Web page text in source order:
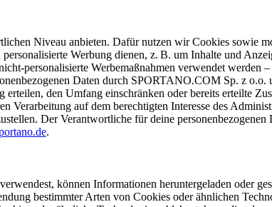
Niveau anbieten. Dafür nutzen wir Cookies sowie
Werbung dienen, z. B. um Inhalte und
personalisierte Werbemaßnahmen verwendet
Daten durch SPORTANO.COM Sp. z
den Umfang einschränken oder bereits erteilte
Verarbeitung auf dem berechtigten Interesse des
Der Verantwortliche für deine
.
können Informationen heruntergeladen oder
bestimmter Arten von Cookies oder ähnlichen